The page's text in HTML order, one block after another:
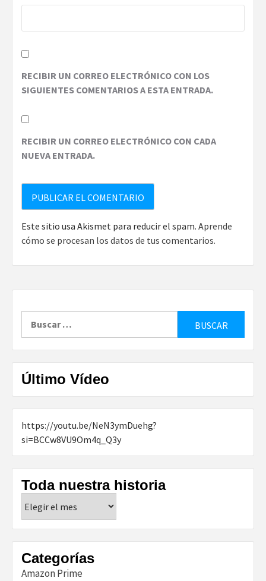
RECIBIR UN CORREO ELECTRÓNICO CON LOS
SIGUIENTES COMENTARIOS A ESTA ENTRADA.
RECIBIR UN CORREO ELECTRÓNICO CON CADA
NUEVA ENTRADA.
Este sitio usa Akismet para reducir el spam. Aprende
cómo se procesan los datos de tus comentarios.
Último Vídeo
https://youtu.be/NeN3ymDuehg?
si=BCCw8VU9Om4q_Q3y
Toda nuestra historia
nuestra
historia
Categorías
Amazon Prime